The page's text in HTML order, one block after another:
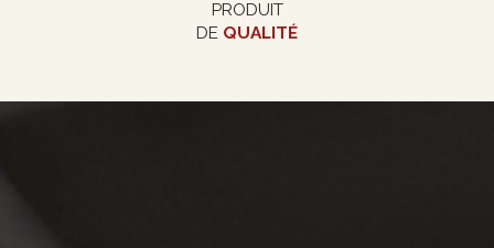
PRODUIT
DE QUALITÉ